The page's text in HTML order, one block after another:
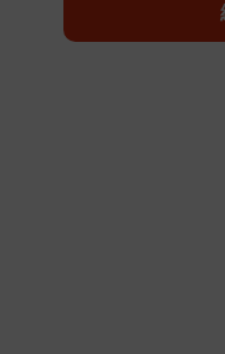
乗るシーンやプールで
で、19歳の彼女を余す